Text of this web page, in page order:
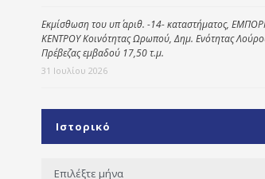
Εκμίσθωση του υπ΄ αριθ. -14- καταστήματος,
ΚΕΝΤΡΟΥ Κοινότητας Ωρωπού, Δημ. Ενότητας
Πρέβεζας εμβαδού 17,50 τ.μ.
31 Ιουλίου 2026
Ιστορικό
Ιστορικό